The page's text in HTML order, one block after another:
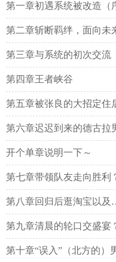
第一章初遇系统被改造（
第二章斩断羁绊，面向未
第三章与系统的初次交流
第四章王者峡谷
第五章被张良的大招定住
第六章迟迟到来的德古拉
开个单章说明一下～
第七章带领队友走向胜利
第八章回归后逛淘宝以
第九章清晨的轮口交盛宴
第十章“误入”（北方的）